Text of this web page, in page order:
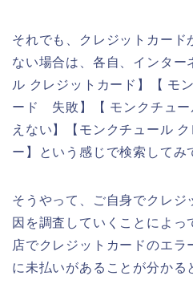
それでも、クレジットカード
ない場合は、各自、インター
ル クレジットカード】【 モ
ード 失敗】【 モンクチュ
えない】【モンクチュール
ー】という感じで検索してみ
そうやって、ご自身でクレジ
因を調査していくことによっ
店でクレジットカードのエラ
に未払いがあることが分かる